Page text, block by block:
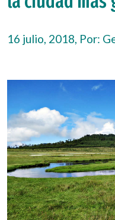
16 julio, 2018, Por: